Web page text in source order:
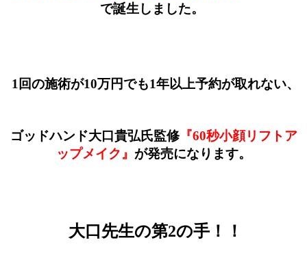
で誕生しました。
1回の施術が10万円でも1年以上予約が取れない、
ゴッドハンド大口貴弘氏監修『60秒小顔リフトア
ップメイク』 が発売になります。
大口先生の第2の手！！